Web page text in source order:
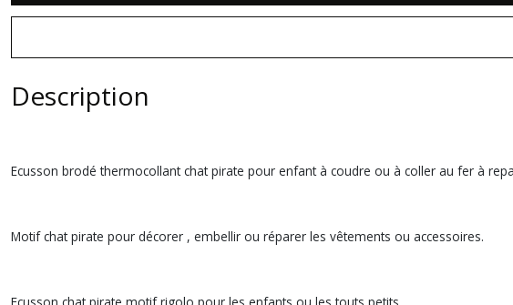
Description
Ecusson brodé thermocollant chat pirate pour enfant à coudre ou à coller au fer à
Motif chat pirate pour décorer , embellir ou réparer les vêtements ou accessoires.